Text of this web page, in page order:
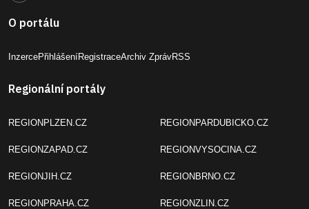
O portálu
InzercePřihlášeníRegistraceArchiv ZprávRSS
Regionální portály
REGIONPLZEN.CZ
REGIONZAPAD.CZ
REGIONJIH.CZ
REGIONPRAHA.CZ
REGIONPARDUBICKO.CZ
REGIONVYSOCINA.CZ
REGIONBRNO.CZ
REGIONZLIN.CZ